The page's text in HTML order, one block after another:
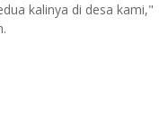
kalinya di desa kami,"